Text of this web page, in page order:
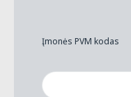
Įmonės PVM kodas